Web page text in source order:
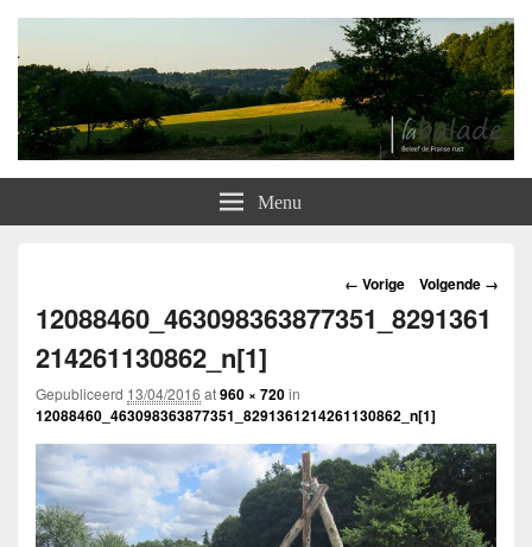
Labalade Menu
Afbeeldingsnavigatie
← Vorige Volgende →
12088460_463098363877351_8291361
214261130862_n[1]
Gepubliceerd 13/04/2016 at960 × 720in
12088460_463098363877351_8291361214261130862_n[1]